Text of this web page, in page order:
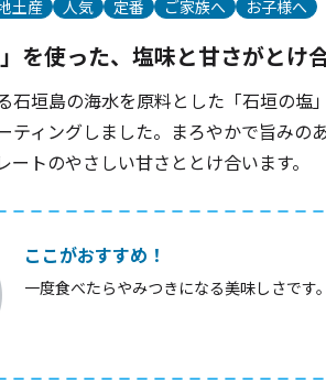
土産 人気 定番 ご家族へ お子様へ
」を使った、塩味と甘さがとけ
石垣島の海水を原料とした「石垣の
ティングしました。まろやかで旨み
ートのやさしい甘さととけ合います。
ここがおすすめ！
一度食べたらやみつきになる美味しさです